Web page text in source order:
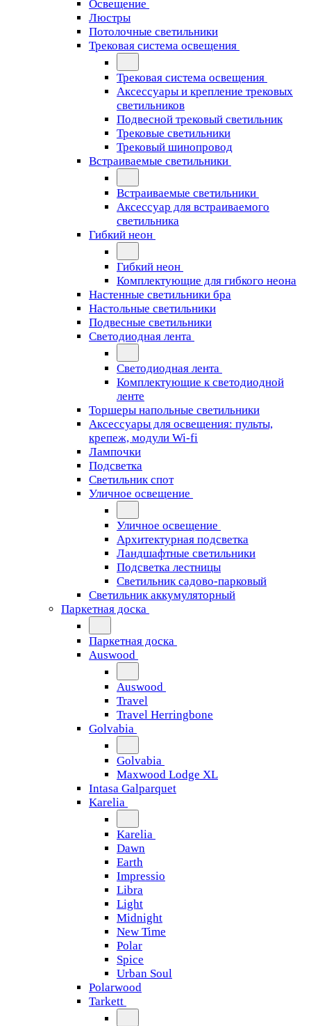
Освещение
Люстры
Потолочные светильники
Трековая система освещения
Трековая система освещения
Аксессуары и крепление трековых
светильников
Подвесной трековый светильник
Трековые светильники
Трековый шинопровод
Встраиваемые светильники
Встраиваемые светильники
Аксессуар для встраиваемого
светильника
Гибкий неон
Гибкий неон
Комплектующие для гибкого неона
Настенные светильники бра
Настольные светильники
Подвесные светильники
Светодиодная лента
Светодиодная лента
Комплектующие к светодиодной
ленте
Торшеры напольные светильники
Аксессуары для освещения: пульты,
крепеж, модули Wi-fi
Лампочки
Подсветка
Светильник спот
Уличное освещение
Уличное освещение
Архитектурная подсветка
Ландшафтные светильники
Подсветка лестницы
Светильник садово-парковый
Светильник аккумуляторный
Паркетная доска
Паркетная доска
Auswood
Auswood
Travel
Travel Herringbone
Golvabia
Golvabia
Maxwood Lodge XL
Intasa Galparquet
Karelia
Karelia
Dawn
Earth
Impressio
Libra
Light
Midnight
New Time
Polar
Spice
Urban Soul
Polarwood
Tarkett